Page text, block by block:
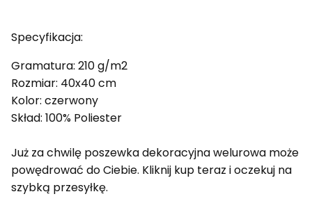
Specyfikacja:
Gramatura: 210 g/m2
Rozmiar: 40x40 cm
Kolor: czerwony
Skład: 100% Poliester
Już za chwilę poszewka dekoracyjna welurowa może
powędrować do Ciebie. Kliknij kup teraz i oczekuj na
szybką przesyłkę.